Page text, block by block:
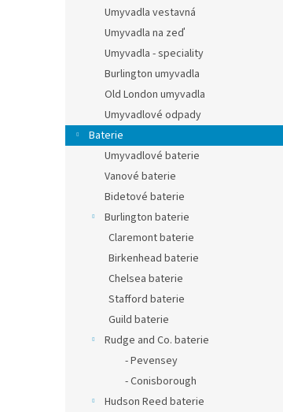
Umyvadla vestavná
Umyvadla na zeď
Umyvadla - speciality
Burlington umyvadla
Old London umyvadla
Umyvadlové odpady
Baterie
Umyvadlové baterie
Vanové baterie
Bidetové baterie
Burlington baterie
Claremont baterie
Birkenhead baterie
Chelsea baterie
Stafford baterie
Guild baterie
Rudge and Co. baterie
- Pevensey
- Conisborough
Hudson Reed baterie